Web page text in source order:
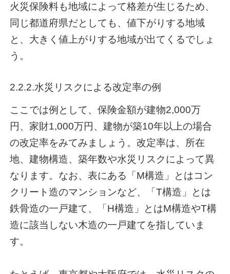
火災保険料も地域によって格差が生じるため、
同じ都道府県だとしても、値下がりする地域
と、大きく値上がりする地域が出てくるでしょ
う。
2.2.2.水災リスクによる改定率の例
ここでは例として、保険金額が建物2,000万
円、家財1,000万円、建物が築10年以上の場合
の改定率をみてみましょう。改定率は、所在
地、建物構造、築年数や水災リスクによって異
なります。なお、表にある「M構造」とはコン
クリート造のマンションなど、「T構造」とは
鉄骨造の一戸建て、「H構造」とはM構造やT構
造に該当しない木造の一戸建てを指していま
す。